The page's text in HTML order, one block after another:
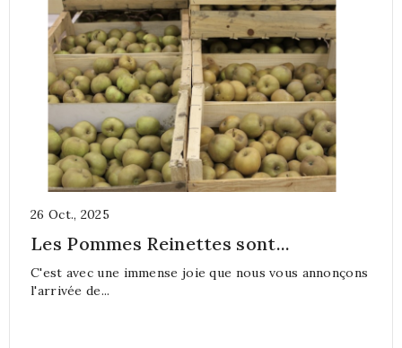
26 Oct., 2025
Les Pommes Reinettes sont...
C'est avec une immense joie que nous vous annonçons
l'arrivée de...